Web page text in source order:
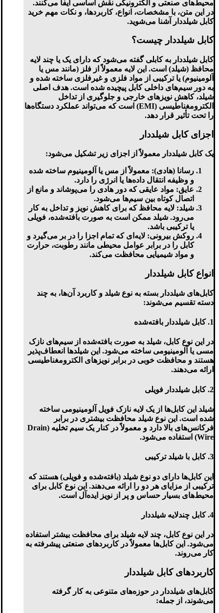
محیط‌های صنعتی و الکترونیکی نقش اساسی ایفا می‌کنند.
در این متن، با مشخصات، انواع، کاربردها، و نکات مهم خرید
کابل شیلددار آشنا می‌شوید.
کابل شیلددار چیست؟
کابل شیلددار به کابلی گفته می‌شود که دارای یک یا چند لایه
محافظ (شیلد) است. این لایه معمولاً از فلز (مانند مس یا
آلومینیوم) یا ترکیبی از مواد فلزی و غیر‌فلزی ساخته شده و
به دور سیم‌های داخلی کابل پیچیده شده است. هدف اصلی
شیلد، کاهش نویزهای خارجی و جلوگیری از تداخل
الکترومغناطیسی (EMI) است که می‌تواند عملکرد دستگاه‌ها
را تحت تأثیر قرار دهد.
اجزای کابل شیلددار
یک کابل شیلددار معمولاً از اجزای زیر تشکیل می‌شود:
رسانا (هادی): معمولاً از مس یا آلومینیوم ساخته شده
و وظیفه انتقال داده‌ها یا انرژی را دارد.
عایق: مواد عایقی که دور هادی را می‌پوشاند و مانع از
اتصال کوتاه بین سیم‌ها می‌شود.
شیلد: لایه محافظ که برای کاهش نویز و تداخل به کار
می‌رود. شیلد ممکن است به صورت بافته‌شده، فویلی
یا ترکیبی باشد.
روکش بیرونی: لایه‌ای که تمام اجزا را در بر می‌گیرد و
کابل را در برابر عوامل محیطی مانند رطوبت، حرارت
و مواد شیمیایی محافظت می‌کند.
انواع کابل شیلددار
کابل‌های شیلددار بسته به نوع شیلد و کاربرد آن‌ها، به چند
دسته تقسیم می‌شوند:
1. کابل شیلددار بافته‌شده
در این نوع کابل، شیلد به صورت بافته‌شده از سیم‌های نازک
مسی یا آلومینیومی ساخته می‌شود. این شیلدها انعطاف‌پذیر
هستند و محافظت خوبی در برابر نویزهای الکترومغناطیسی
ارائه می‌دهند.
2. کابل شیلددار فویلی
شیلد این کابل‌ها از یک لایه نازک فویل آلومینیومی ساخته
شده است. این نوع شیلد محافظت بیشتری در برابر
فرکانس‌های بالا دارد و معمولاً در کنار یک سیم تخلیه (Drain
Wire) استفاده می‌شود.
3. کابل با شیلد ترکیبی
این کابل‌ها دارای دو نوع شیلد (بافته‌شده و فویلی) هستند که
ترکیبی از مزایای هر دو را ارائه می‌دهند. این نوع کابل برای
محیط‌های بسیار حساس و پر از نویز ایده‌آل است.
4. کابل چندلایه شیلددار
در این نوع کابل، چند لایه شیلد برای محافظت بیشتر استفاده
می‌شود. این کابل‌ها معمولاً در کاربردهای صنعتی پیشرفته به
کار می‌روند.
کاربردهای کابل شیلددار
کابل‌های شیلددار در حوزه‌های متنوعی به کار گرفته
می‌شوند، از جمله: